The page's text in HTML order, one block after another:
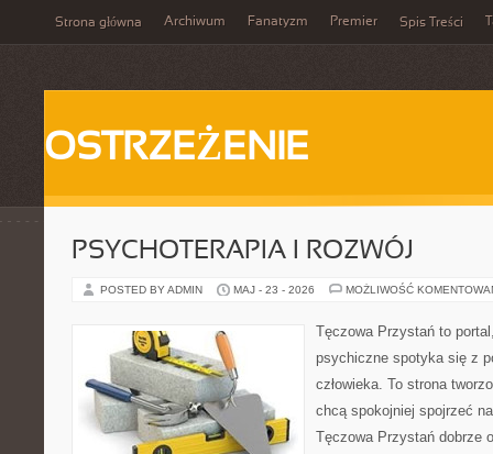
Strona główna Archiwum Fanatyzm Premier Spis Treści
OSTRZEŻENIE
PSYCHOTERAPIA I ROZWÓJ
POSTED BY ADMIN MAJ - 23 - 2026 MOŻLIWOŚĆ
Tęczowa Przystań to
psychiczne spotyka się z
człowieka. To strona
chcą spokojniej spojrzeć
Tęczowa Przystań dobrze